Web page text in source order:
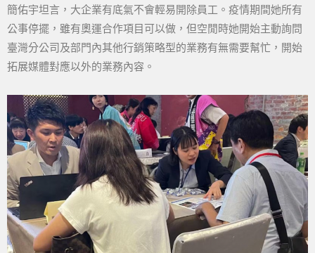
簡佑宇坦言，大企業有底氣不會輕易開除員工。疫情期間她所有
公事停擺，雖有奧運合作項目可以做，但空閒時她開始主動詢問
臺灣分公司及部門內其他行銷策略型的業務有無需要幫忙，開始
拓展媒體對應以外的業務內容。